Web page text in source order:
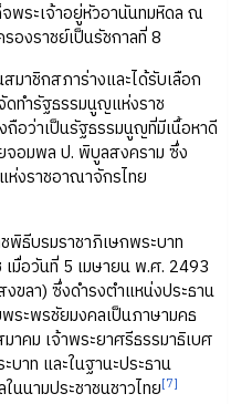
พระเจ้าอยู่หัวอานันทมหิดล ณ
องราชย์เป็นรัชกาลที่ 8
าชิกสภาร่างและได้รับเลือก
ทำรัฐธรรมนูญแห่งราช
อว่าเป็นรัฐธรรมนูญที่มีเนื้อหาดี
จอมพล ป. พิบูลสงคราม ซึ่ง
ห่งราชอาณาจักรไทย
ธีบรมราชาภิเษกพระบาท
มื่อวันที่ 5 เมษายน พ.ศ. 2493
ขลา) ซึ่งดำรงตำแหน่งประธาน
ระพรชัยมงคลเป็นภาษามคธ
าคม เจ้าพระยาศรีธรรมาธิเบศ
าท และในฐานะประธาน
นามประชาชนชาวไทย[7]